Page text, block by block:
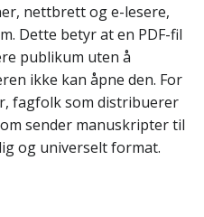
nettbrett og e-lesere,
Dette betyr at en PDF-fil
publikum uten å
ikke kan åpne den. For
fagfolk som distribuerer
sender manuskripter til
og universelt format.